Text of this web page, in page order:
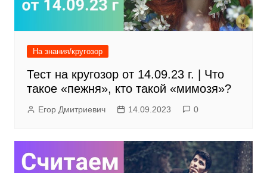
На знания/кругозор
Тест на кругозор от 14.09.23 г. | Что
такое «пежня», кто такой «мимозя»?
Егор Дмитриевич 14.09.2023 0